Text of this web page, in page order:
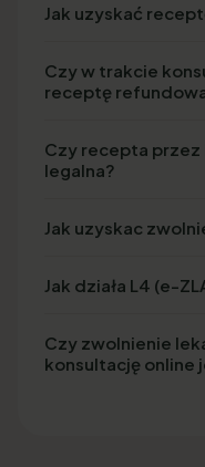
Jak uzyskać
Czy w trakcie
receptę
Czy recepta
legalna?
Jak uzyskac
Jak działa L4 (e-
Czy zwolnienie
konsultację online